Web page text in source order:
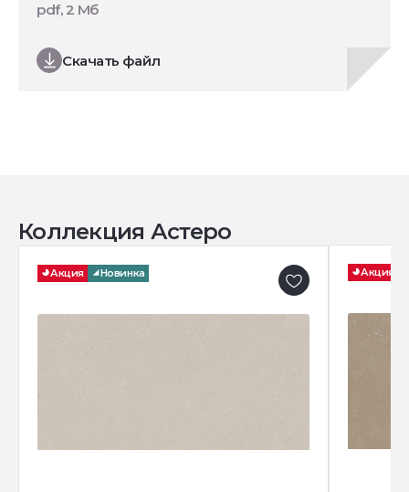
Скачать файл
pdf, 2 Мб
Коллекция Астеро
Акция Новинка Акция